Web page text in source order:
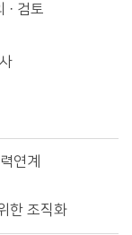
· 검토
연계
한 조직화